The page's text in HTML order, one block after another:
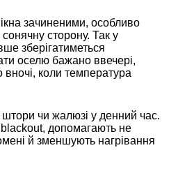
зачиненими, особливо
сторону. Так у
зберігатиметься
оселю бажано ввечері,
вночі, коли температура
чи жалюзі у денний час.
допомагають не
й зменшують нагрівання